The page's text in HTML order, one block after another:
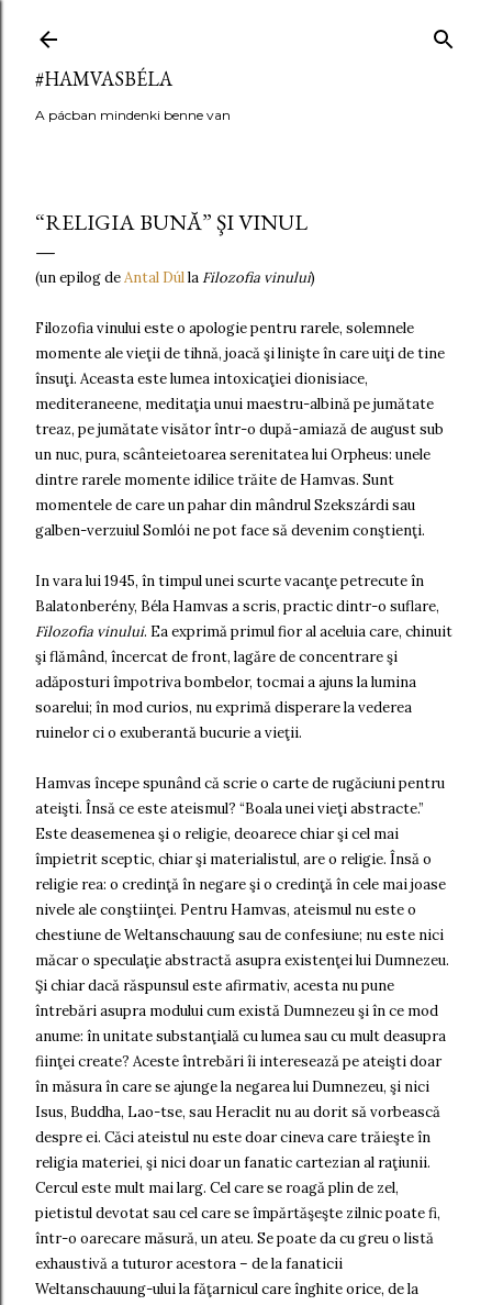
#HAMVASBÉLA
A pácban mindenki benne van
“RELIGIA BUNĂ” ŞI VINUL
(un epilog deAntal DúllaFilozofia vinului)
Filozofia vinului este o apologie pentru rarele, solemnele
momente ale vieţii de tihnă, joacă şi linişte în care uiţi de tine
însuţi. Aceasta este lumea intoxicaţiei dionisiace,
mediteraneene, meditaţia unui maestru-albină pe jumătate
treaz, pe jumătate visător într-o după-amiază de august sub
un nuc, pura, scânteietoarea serenitatea lui Orpheus: unele
dintre rarele momente idilice trăite de Hamvas. Sunt
momentele de care un pahar din mândrul Szekszárdi sau
galben-verzuiul Somlói ne pot face să devenim conştienţi.
In vara lui 1945, în timpul unei scurte vacanţe petrecute în
Balatonberény, Béla Hamvas a scris, practic dintr-o suflare,
Filozofia vinului. Ea exprimă primul fior al aceluia care, chinuit
şi flămând, încercat de front, lagăre de concentrare şi
adăposturi împotriva bombelor, tocmai a ajuns la lumina
soarelui; în mod curios, nu exprimă disperare la vederea
ruinelor ci o exuberantă bucurie a vieţii.
Hamvas începe spunând că scrie o carte de rugăciuni pentru
ateişti. Însă ce este ateismul? “Boala unei vieţi abstracte.”
Este deasemenea şi o religie, deoarece chiar şi cel mai
împietrit sceptic, chiar şi materialistul, are o religie. Însă o
religie rea: o credinţă în negare şi o credinţă în cele mai joase
nivele ale conştiinţei. Pentru Hamvas, ateismul nu este o
chestiune de Weltanschauung sau de confesiune; nu este nici
măcar o speculaţie abstractă asupra existenţei lui Dumnezeu.
Şi chiar dacă răspunsul este afirmativ, acesta nu pune
întrebări asupra modului cum există Dumnezeu şi în ce mod
anume: în unitate substanţială cu lumea sau cu mult deasupra
fiinţei create? Aceste întrebări îi interesează pe ateişti doar
în măsura în care se ajunge la negarea lui Dumnezeu, şi nici
Isus, Buddha, Lao-tse, sau Heraclit nu au dorit să vorbească
despre ei. Căci ateistul nu este doar cineva care trăieşte în
religia materiei, şi nici doar un fanatic cartezian al raţiunii.
Cercul este mult mai larg. Cel care se roagă plin de zel,
pietistul devotat sau cel care se împărtăşeşte zilnic poate fi,
într-o oarecare măsură, un ateu. Se poate da cu greu o listă
exhaustivă a tuturor acestora – de la fanaticii
Weltanschauung-ului la făţarnicul care înghite orice, de la